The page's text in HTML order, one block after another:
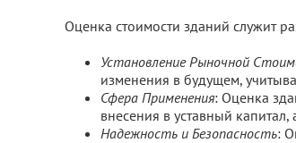
Оценка стоимости зданий служит
Установление Рыночной
изменения в будущем,
Сфера Применения: Оценка
внесения в уставный
Надежность и Безопасность: